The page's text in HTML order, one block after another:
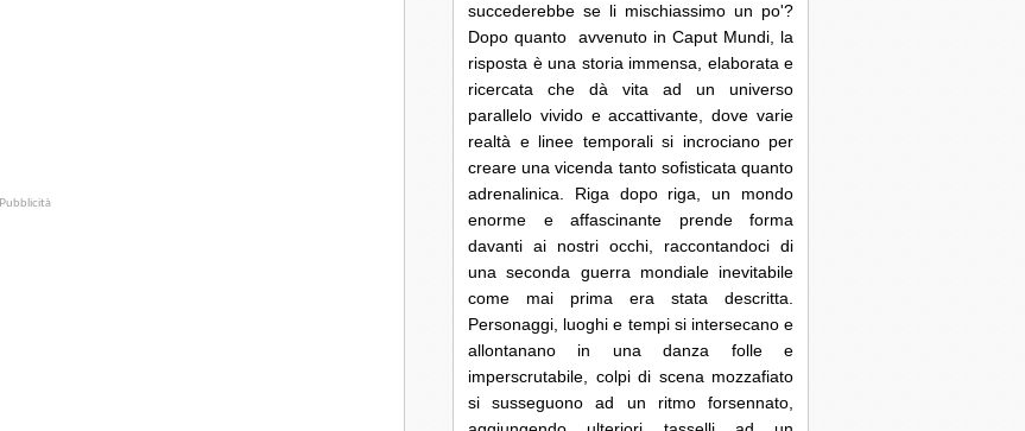
Pubblicità
succederebbe se li mischiassimo un po'?
Dopo quanto avvenuto in Caput Mundi, la
risposta è una storia immensa, elaborata e
ricercata che dà vita ad un universo
parallelo vivido e accattivante, dove varie
realtà e linee temporali si incrociano per
creare una vicenda tanto sofisticata quanto
adrenalinica. Riga dopo riga, un mondo
enorme e affascinante prende forma
davanti ai nostri occhi, raccontandoci di
una seconda guerra mondiale inevitabile
come mai prima era stata descritta.
Personaggi, luoghi e tempi si intersecano e
allontanano in una danza folle e
imperscrutabile, colpi di scena mozzafiato
si susseguono ad un ritmo forsennato,